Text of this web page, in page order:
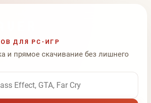
ДЛЯ PC-ИГР
и прямое скачивание без лишнего
игры